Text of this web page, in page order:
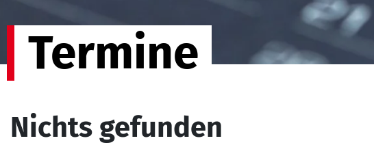
Termine
Nichts gefunden